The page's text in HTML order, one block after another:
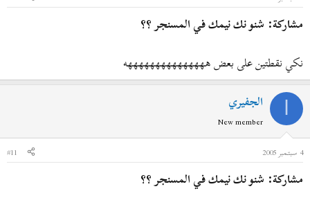
مشاركة: شنو نك نيمك في المسنجر ؟؟
نكي نقطتين على بعض هههههههههههههههه
الجفيري
New member
4 سبتمبر 2005
#11
مشاركة: شنو نك نيمك في المسنجر ؟؟